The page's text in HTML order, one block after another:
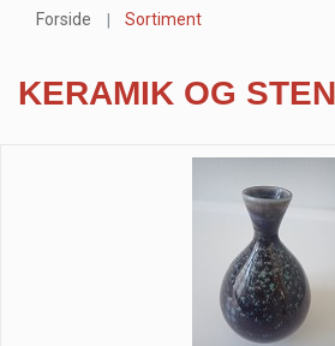
Forside Sortiment
KERAMIK OG